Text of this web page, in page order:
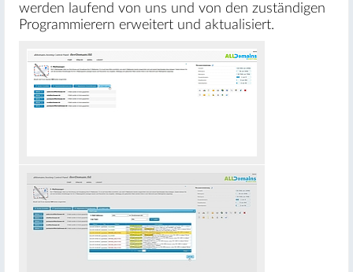
werden laufend von uns und von den zuständigen
Programmierern erweitert und aktualisiert.